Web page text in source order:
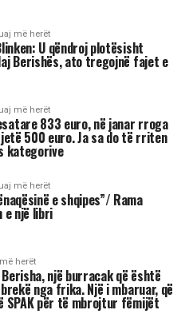
Shtetit, Antony Blinken
“Harvard
“non grata” të
plotësisht pas
nga Departamenti
duke nënvizuar
apo hezitim për këtë